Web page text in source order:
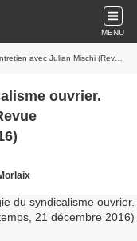
MENU
(Revue Contretemps, 21 décembre 2016)
ouvrier.